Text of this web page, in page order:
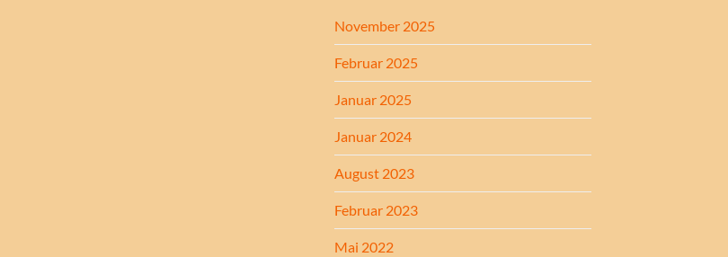
November 2025
Februar 2025
Januar 2025
Januar 2024
August 2023
Februar 2023
Mai 2022